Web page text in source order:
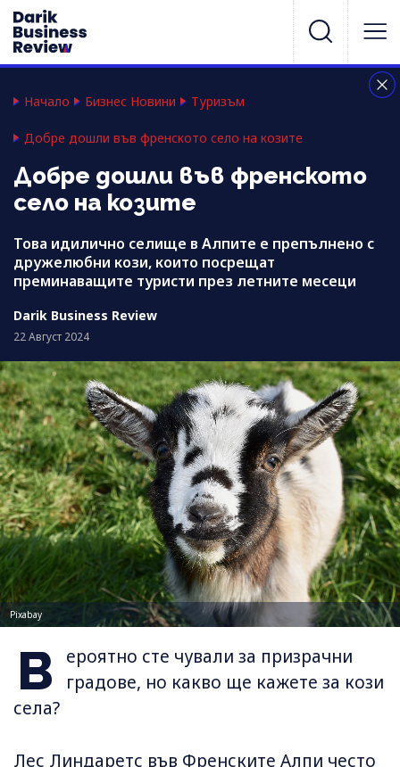
Начало Бизнес Новини Туризъм
Добре дошли във френското село на козите
Добре дошли във френското
село на козите
Това идилично селище в Алпите е препълнено с
дружелюбни кози, които посрещат
преминаващите туристи през летните месеци
Darik Business Review
22 Август 2024
Pixabay
В
ероятно сте чували за призрачни
градове, но какво ще кажете за кози
села?
Лес Линдаретс във Френските Алпи често